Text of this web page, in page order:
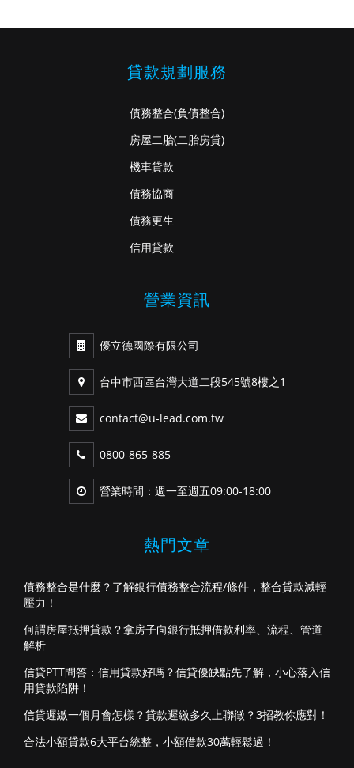
貸款規劃服務
債務整合(負債整合)
房屋二胎(二胎房貸)
機車貸款
債務協商
債務更生
信用貸款
營業資訊
優立德國際有限公司
台中市西區台灣大道二段545號8樓之1
contact@u-lead.com.tw
0800-865-885
營業時間：週一至週五09:00-18:00
熱門文章
債務整合是什麼？了解銀行債務整合流程/條件，整合貸款減輕
壓力！
何謂房屋抵押貸款？拿房子向銀行抵押借款利率、流程、管道
解析
信貸PTT問答：信用貸款好嗎？信貸優缺點先了解，小心落入信
用貸款陷阱！
信貸遲繳一個月會怎樣？貸款遲繳多久上聯徵？3招教你應對！
合法小額貸款6大平台統整，小額借款30萬輕鬆過！